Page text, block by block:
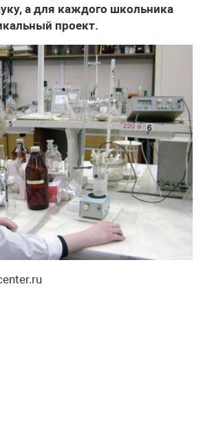
а для каждого школьника
проект.